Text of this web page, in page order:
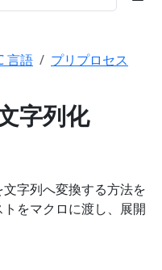
言語
プリプロセス
字列化
字列へ変換する方法を
をマクロに渡し、展開